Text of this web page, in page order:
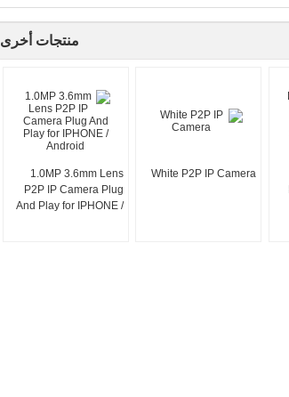
منتجات أخرى
1.0MP 3.6mm Lens
P2P IP Camera Plug
And Play for IPHONE /
White P2P IP Camera